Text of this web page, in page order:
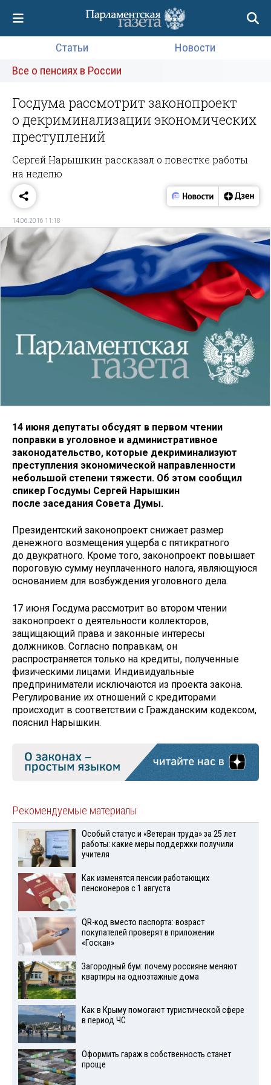
Статьи
Новости
Все о пенсиях в России
Госдума рассмотрит законопроект
о декриминализации экономических
преступлений
Сергей Нарышкин рассказал о повестке работы
на неделю
14.06.2016 11:18
14 июня депутаты обсудят в первом чтении
поправки в уголовное и административное
законодательство, которые декриминализуют
преступления экономической направленности
небольшой степени тяжести. Об этом сообщил
спикер Госдумы Сергей Нарышкин
после заседания Совета Думы.
Президентский законопроект снижает размер
денежного возмещения ущерба с пятикратного
до двукратного. Кроме того, законопроект повышает
пороговую сумму неуплаченного налога, являющуюся
основанием для возбуждения уголовного дела.
17 июня Госдума рассмотрит во втором чтении
законопроект о деятельности коллекторов,
защищающий права и законные интересы
должников. Согласно поправкам, он
распространяется только на кредиты, полученные
физическими лицами. Индивидуальные
предприниматели исключаются из проекта закона.
Регулирование их отношений с кредиторами
происходит в соответствии с Гражданским кодексом,
пояснил Нарышкин.
Рекомендуемые материалы
Особый статус и «Ветеран труда» за 25 лет
работы: какие меры поддержки получили
учителя
Как изменятся пенсии работающих
пенсионеров с 1 августа
QR-код вместо паспорта: возраст
покупателей проверят в приложении
«Госкан»
Загородный бум: почему россияне меняют
квартиры на одноэтажные дома
Как в Крыму помогают туристической сфере
в период ЧС
Оформить гараж в собственность станет
проще